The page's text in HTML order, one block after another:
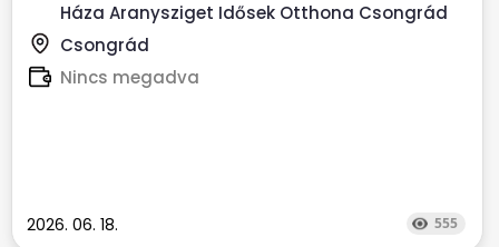
Háza Aranysziget Idősek Otthona Csongrád
Csongrád
Nincs megadva
2026. 06. 18. 555